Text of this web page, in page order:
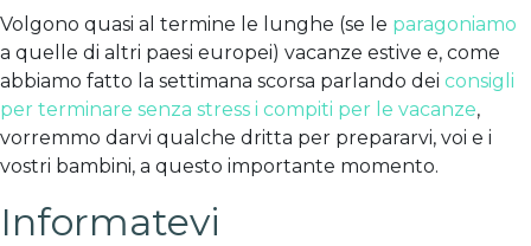
Volgono quasi al termine le lunghe (se le paragoniamo
a quelle di altri paesi europei) vacanze estive e, come
abbiamo fatto la settimana scorsa parlando dei consigli
per terminare senza stress i compiti per le vacanze,
vorremmo darvi qualche dritta per prepararvi, voi e i
vostri bambini, a questo importante momento.
Informatevi